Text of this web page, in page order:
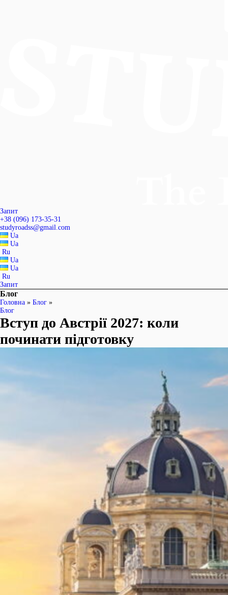
Запит
+38 (096) 173-35-31
studyroadss@gmail.com
Ua
Ua
Ru
Ua
Ua
Ru
Запит
Блог
Головна » Блог »
Блог
Вступ до Австрії 2027: коли
починати підготовку